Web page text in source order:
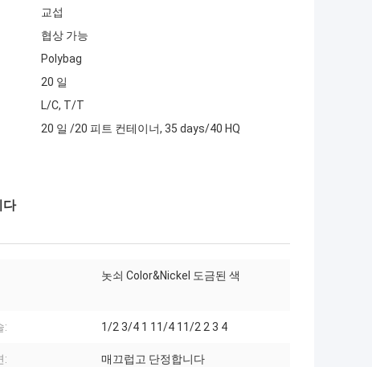
교섭
협상 가능
Polybag
20 일
L/C, T/T
20 일 /20 피트 컨테이너, 35 days/40 HQ
다
놋쇠 Color&Nickel 도금된 색
: 1/2 3/4 1 11/4 11/2 2 3 4
: 매끄럽고 단정합니다